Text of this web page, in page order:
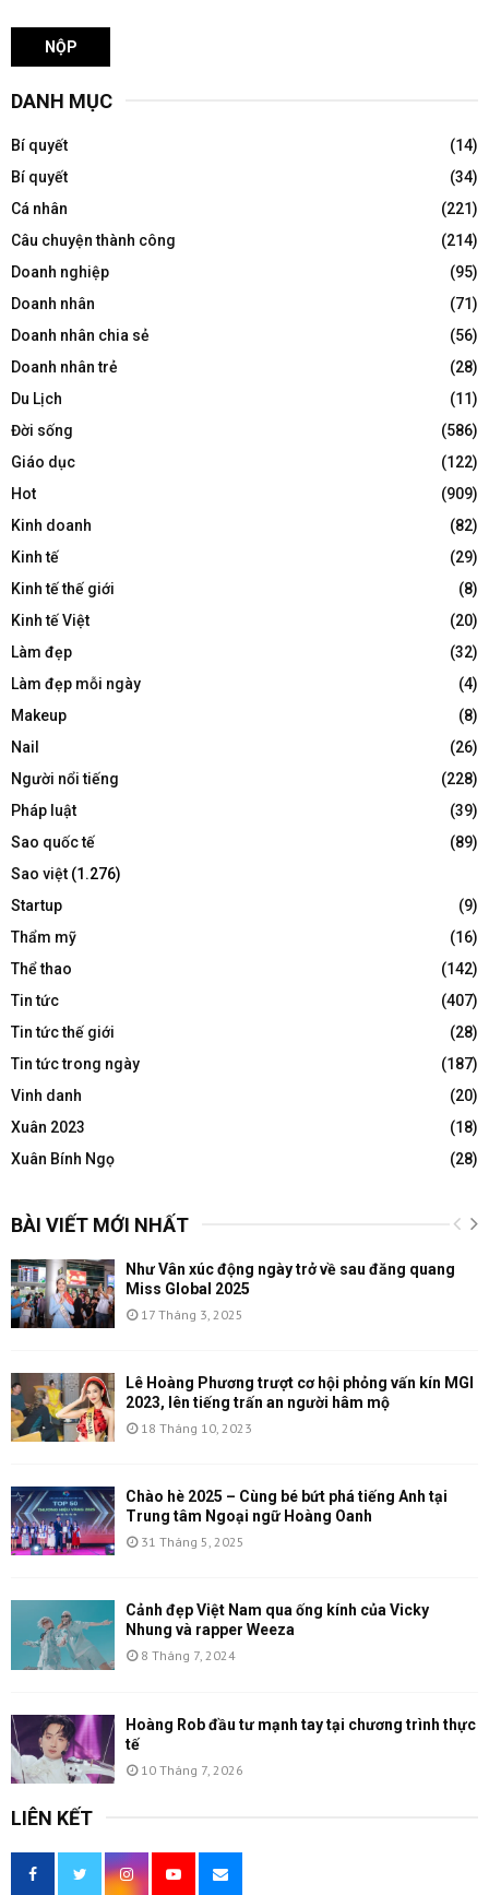
DANH MỤC
Bí quyết
(14)
Bí quyết
(34)
Cá nhân
(221)
Câu chuyện thành công
(214)
Doanh nghiệp
(95)
Doanh nhân
(71)
Doanh nhân chia sẻ
(56)
Doanh nhân trẻ
(28)
Du Lịch
(11)
Đời sống
(586)
Giáo dục
(122)
Hot
(909)
Kinh doanh
(82)
Kinh tế
(29)
Kinh tế thế giới
(8)
Kinh tế Việt
(20)
Làm đẹp
(32)
Làm đẹp mỗi ngày
(4)
Makeup
(8)
Nail
(26)
Người nổi tiếng
(228)
Pháp luật
(39)
Sao quốc tế
(89)
Sao việt (1.276)
Startup
(9)
Thẩm mỹ
(16)
Thể thao
(142)
Tin tức
(407)
Tin tức thế giới
(28)
Tin tức trong ngày
(187)
Vinh danh
(20)
Xuân 2023
(18)
Xuân Bính Ngọ
(28)
BÀI VIẾT MỚI NHẤT
Như Vân xúc động ngày trở về sau đăng quang
Miss Global 2025
17 Tháng 3, 2025
Lê Hoàng Phương trượt cơ hội phỏng vấn kín MGI
2023, lên tiếng trấn an người hâm mộ
18 Tháng 10, 2023
Chào hè 2025 – Cùng bé bứt phá tiếng Anh tại
Trung tâm Ngoại ngữ Hoàng Oanh
31 Tháng 5, 2025
Cảnh đẹp Việt Nam qua ống kính của Vicky
Nhung và rapper Weeza
8 Tháng 7, 2024
Hoàng Rob đầu tư mạnh tay tại chương trình thực
tế
10 Tháng 7, 2026
LIÊN KẾT